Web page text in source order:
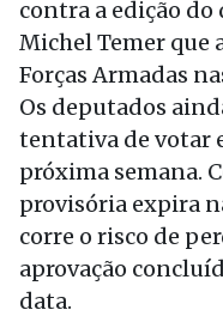
contra a edição
Michel Temer que
Forças Armadas
Os deputados
tentativa de votar
próxima semana.
provisória expira
corre o risco de
aprovação
data.